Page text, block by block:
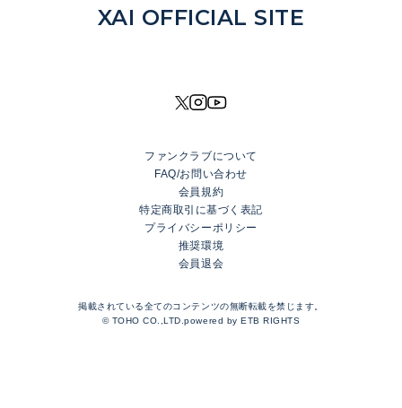
NEWS
DISCOGRAPHY
XAI OFFICIAL FANCLUB
Rhinoceros Port
LOGIN
TOP
BLOG
XAI OFFICIAL SITE
ファンクラブについて
FAQ/お問い合わせ
会員規約
特定商取引に基づく表記
プライバシーポリシー
推奨環境
会員退会
掲載されている全てのコンテンツの無断転載を禁じます。
© TOHO CO.,LTD.powered byETB RIGHTS